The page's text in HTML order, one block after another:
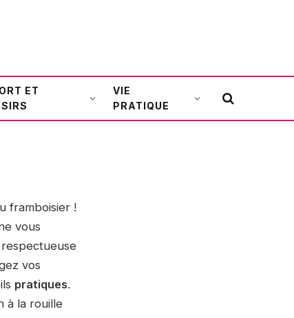
ET
VIE
PRATIQUE
framboisier !
vous
vos
pratiques.
à la rouille